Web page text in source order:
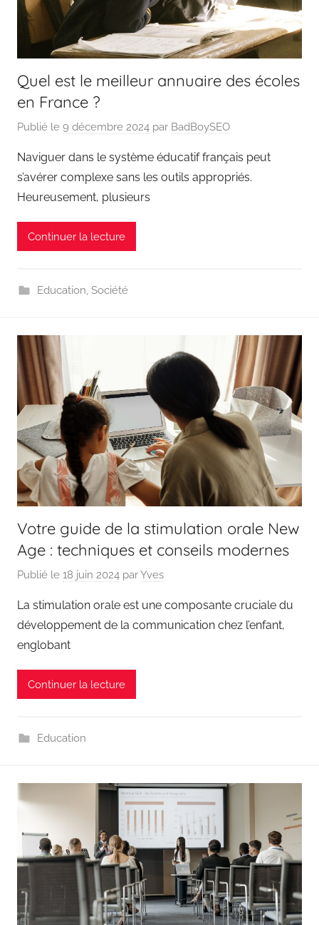
Quel est le meilleur annuaire des écoles
en France ?
Publié le 9 décembre 2024 par BadBoySEO
Naviguer dans le système éducatif français peut
s’avérer complexe sans les outils appropriés.
Heureusement, plusieurs
Continuer la lecture
Education, Société
Votre guide de la stimulation orale New
Age : techniques et conseils modernes
Publié le 18 juin 2024 parYves
La stimulation orale est une composante cruciale du
développement de la communication chez l’enfant,
englobant
Continuer la lecture
Education